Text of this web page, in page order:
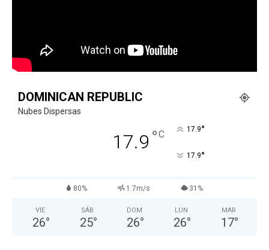
DOMINICAN REPUBLIC
Nubes Dispersas
17.9 °C 17.9°
17.9°
80% 1.7m/s 31%
VIE
26°
SÁB
25°
DOM
26°
LUN
26°
MAR
17°